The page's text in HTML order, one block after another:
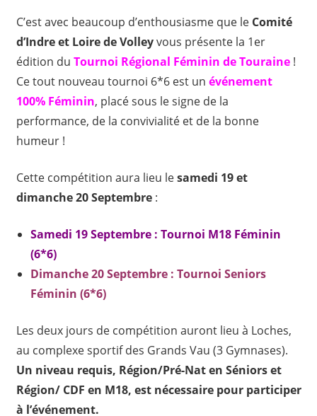
C’est avec beaucoup d’enthousiasme que le Comité
d’Indre et Loire de Volleyvous présente la 1er
édition du Tournoi Régional Féminin de Touraine!
Ce tout nouveau tournoi 6*6 est un événement
100% Féminin, placé sous le signe de la
performance, de la convivialité et de la bonne
humeur !
Cette compétition aura lieu lesamedi 19 et
dimanche 20 Septembre:
Samedi 19 Septembre : Tournoi M18 Féminin
(6*6)
Dimanche 20 Septembre : Tournoi Seniors
Féminin (6*6)
Les deux jours de compétition auront lieu à Loches,
au complexe sportif des Grands Vau (3 Gymnases).
Un niveau requis, Région/Pré-Nat en Séniors et
Région/ CDF en M18, est nécessaire pour participer
à l’événement.